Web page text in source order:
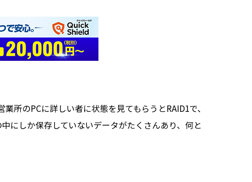
所のPCに詳しい者に状態を見てもらうとRAID1で、
にしか保存していないデータがたくさんあり、何と